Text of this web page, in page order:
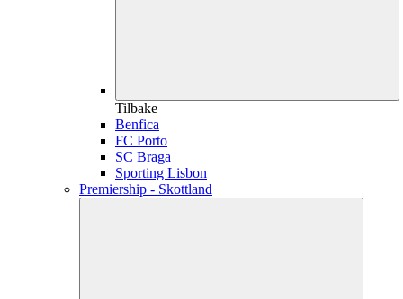
Tilbake
Benfica
FC Porto
SC Braga
Sporting Lisbon
Premiership - Skottland